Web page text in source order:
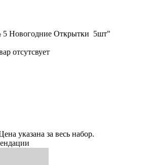
Новогодние Открытки 5шт"
отсутсвует
указана за весь набор.